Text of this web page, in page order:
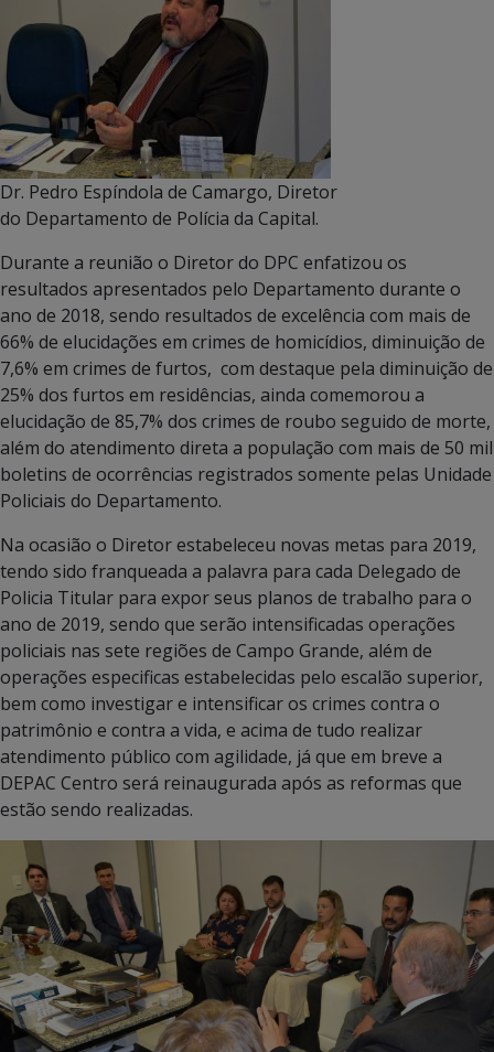
Dr. Pedro Espíndola de Camargo, Diretor
do Departamento de Polícia da Capital.
Durante a reunião o Diretor do DPC enfatizou os
resultados apresentados pelo Departamento durante o
ano de 2018, sendo resultados de excelência com mais de
66% de elucidações em crimes de homicídios, diminuição de
7,6% em crimes de furtos, com destaque pela diminuição de
25% dos furtos em residências, ainda comemorou a
elucidação de 85,7% dos crimes de roubo seguido de morte,
além do atendimento direta a população com mais de 50 mil
boletins de ocorrências registrados somente pelas Unidade
Policiais do Departamento.
Na ocasião o Diretor estabeleceu novas metas para 2019,
tendo sido franqueada a palavra para cada Delegado de
Policia Titular para expor seus planos de trabalho para o
ano de 2019, sendo que serão intensificadas operações
policiais nas sete regiões de Campo Grande, além de
operações especificas estabelecidas pelo escalão superior,
bem como investigar e intensificar os crimes contra o
patrimônio e contra a vida, e acima de tudo realizar
atendimento público com agilidade, já que em breve a
DEPAC Centro será reinaugurada após as reformas que
estão sendo realizadas.